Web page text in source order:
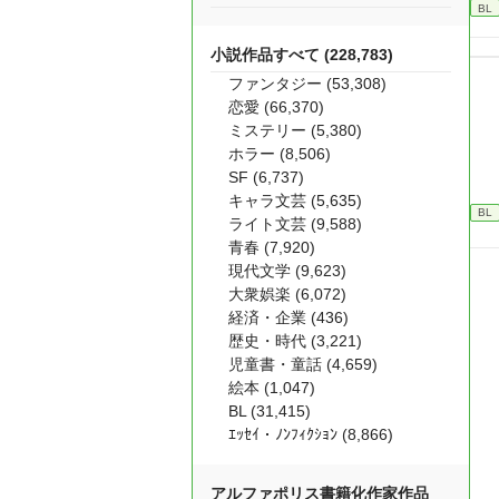
BL
BL
小説作品すべて (228,783)
ファンタジー (53,308)
恋愛 (66,370)
ミステリー (5,380)
ホラー (8,506)
SF (6,737)
キャラ文芸 (5,635)
ライト文芸 (9,588)
青春 (7,920)
現代文学 (9,623)
大衆娯楽 (6,072)
経済・企業 (436)
歴史・時代 (3,221)
児童書・童話 (4,659)
絵本 (1,047)
BL (31,415)
ｴｯｾｲ・ﾉﾝﾌｨｸｼｮﾝ (8,866)
アルファポリス書籍化作家作品